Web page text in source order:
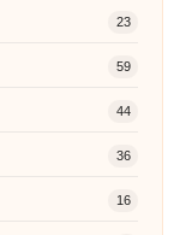
23
59
44
36
16